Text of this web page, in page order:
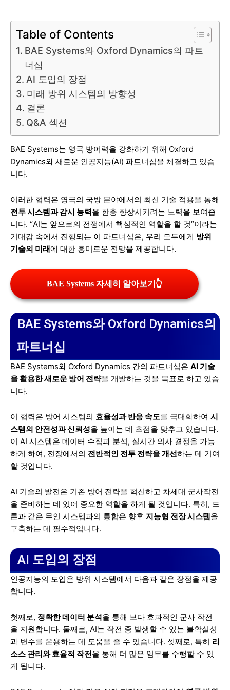
Table of Contents
BAE Systems와 Oxford Dynamics의 파트
너십
AI 도입의 장점
미래 방위 시스템의 방향성
결론
Q&A 섹션
BAE Systems는 영국 방어력을 강화하기 위해 Oxford
Dynamics와 새로운 인공지능(AI) 파트너십을 체결하고 있습
니다.
이러한 협력은 영국의 국방 분야에서의 최신 기술 적용을 통해
전투 시스템과 감시 능력을 한층 향상시키려는 노력을 보여줍
니다. “AI는 앞으로의 전쟁에서 핵심적인 역할을 할 것”이라는
기대감 속에서 진행되는 이 파트너십은, 우리 모두에게 방위
기술의 미래에 대한 흥미로운 전망을 제공합니다.
BAE Systems 자세히 알아보기👆
BAE Systems와 Oxford Dynamics의
파트너십
BAE Systems와 Oxford Dynamics 간의 파트너십은 AI 기술
을 활용한 새로운 방어 전략을 개발하는 것을 목표로 하고 있습
니다.
이 협력은 방어 시스템의 효율성과 반응 속도를 극대화하여 시
스템의 안전성과 신뢰성을 높이는 데 초점을 맞추고 있습니다.
이 AI 시스템은 데이터 수집과 분석, 실시간 의사 결정을 가능
하게 하여, 전장에서의 전반적인 전투 전략을 개선하는 데 기여
할 것입니다.
AI 기술의 발전은 기존 방어 전략을 혁신하고 차세대 군사작전
을 준비하는 데 있어 중요한 역할을 하게 될 것입니다. 특히, 드
론과 같은 무인 시스템과의 통합은 향후 지능형 전장 시스템을
구축하는 데 필수적입니다.
AI 도입의 장점
인공지능의 도입은 방위 시스템에서 다음과 같은 장점을 제공
합니다.
첫째로, 정확한 데이터 분석을 통해 보다 효과적인 군사 작전
을 지원합니다. 둘째로, AI는 작전 중 발생할 수 있는 불확실성
과 변수를 운용하는 데 도움을 줄 수 있습니다. 셋째로, 특히 리
소스 관리와 효율적 작전을 통해 더 많은 임무를 수행할 수 있
게 됩니다.